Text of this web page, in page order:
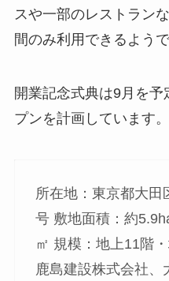
スや一部のレストラン
間のみ利用できるようで
開業記念式典は9月を
プンを計画しています。
所在地：東京都大田
号 敷地面積：約
㎡ 規模：地上11階
鹿島建設株式会社、